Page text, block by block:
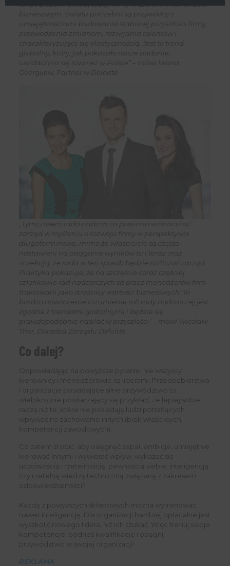
także zrozumienia sytuacji firmy w szerokim kontekście
biznesowym. Światu potrzebni są przywódcy z
umiejętnościami budowania stabilnej przyszłości firmy,
przewodzenia zmianom, rozwijania talentów i
charakteryzujący się elastycznością. Jest to trend
globalny, który, jak pokazało nasze badanie,
uwidacznia się również w Polsce” – mówi Iwona
Georgijew, Partner w Deloitte
„Tymczasem rada nadzorcza powinna wzmacniać
zarząd w myśleniu o rozwoju firmy w perspektywie
długoterminowe, mimo że właściciele są często
nastawieni na osiąganie wyników tu i teraz oraz
oczekują, że rada w ten sposób będzie rozliczać zarząd.
Praktyka pokazuje, że na szczęście coraz częściej
członkowie rad nadzorczych są przez menedżerów firm
traktowani jako strażnicy wartości biznesowych. To
bardzo nowoczesne rozumienie roli rady nadzorczej jest
zgodne z trendami globalnymi i będzie się
prawdopodobnie nasilać w przyszłości” – mówi Wiesław
Thor, Doradca Zarządu Deloitte.
Co dalej?
Odpowiadając na powyższe pytanie, nie wszyscy
kierownicy i menedżerowie są liderami. Przedsiębiorstwa
i organizacje posiadające silne przywództwo to
wielokrotnie powtarzający się przykład, że lepiej sobie
radzą niż te, które nie posiadają ludzi potrafiących
wpływać na zachowanie innych (brak właściwych
kompetencji zawodowych).
Co zatem zrobić, aby osiągnąć zapał, ambicje, umiejętnie
kierować innymi i wywierać wpływ, wykazać się
uczciwością i rzetelnością, pewnością siebie, inteligencją,
czy rzetelną wiedzą techniczną związaną z zakresem
odpowiedzialności?
Każdą z powyższych składowych można wytrenować,
nawet inteligencję. Dla organizacji bardziej opłacalne jest
wyszkolić nowego lidera, niż ich szukać. Więc trenuj swoje
kompetencje, podnoś kwalifikacje i osiągnij
przywództwo w swojej organizacji!
REKLAMA